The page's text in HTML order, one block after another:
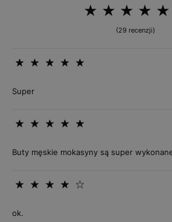
(29 recenzji)
Super
Buty męskie mokasyny są super
ok.